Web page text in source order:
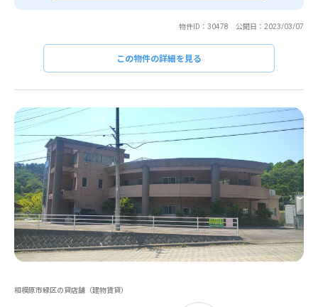
物件ID：30478 公開日：2023/03/07
この物件の詳細を見る
相模原市緑区の貸店舗（建物賃貸）